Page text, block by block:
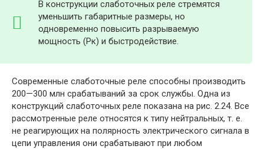
В конструкции слаботочных реле стремятся
уменьшить габаритные размеры, но
одновременно повысить разрываемую
мощность (Рк) и быстродействие.
Современные слаботочные реле способны производить
200—300 млн срабатываний за срок службы. Одна из
конструкций слаботочных реле показана на рис. 2.24. Все
рассмотренные реле относятся к типу нейтральных, т. е.
не реагирующих на полярность электрического сигнала в
цепи управления они срабатывают при любом